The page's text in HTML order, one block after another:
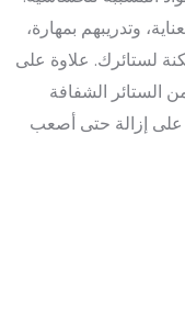
وتدريبهم بمهارة،
لستائرك. علاوة على
الستائر الشفافة
على إزالة حتى أصعب